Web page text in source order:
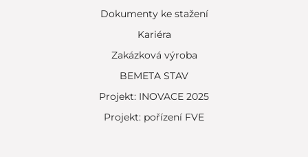
Dokumenty ke stažení
Kariéra
Zakázková výroba
BEMETA STAV
Projekt: INOVACE 2025
Projekt: pořízení FVE